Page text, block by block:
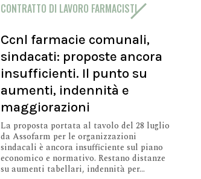
CONTRATTO DI LAVORO FARMACISTI
Ccnl farmacie comunali,
sindacati: proposte ancora
insufficienti. Il punto su
aumenti, indennità e
maggiorazioni
La proposta portata al tavolo del 28 luglio
da Assofarm per le organizzazioni
sindacali è ancora insufficiente sul piano
economico e normativo. Restano distanze
su aumenti tabellari, indennità per...